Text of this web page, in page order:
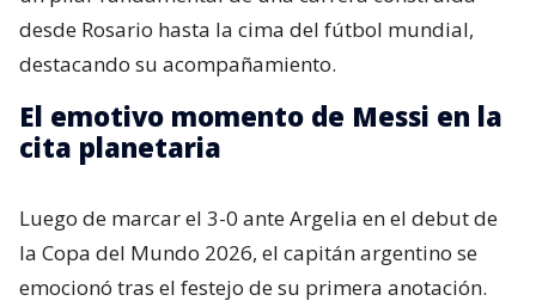
desde Rosario hasta la cima del fútbol mundial,
destacando su acompañamiento.
El emotivo momento de Messi en la
cita planetaria
Luego de marcar el 3-0 ante Argelia en el debut de
la Copa del Mundo 2026, el capitán argentino se
emocionó tras el festejo de su primera anotación.